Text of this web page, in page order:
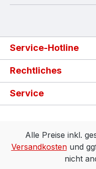
Service-Hotline
Rechtliches
Service
Alle Preise inkl.
Versandkostenund
nicht